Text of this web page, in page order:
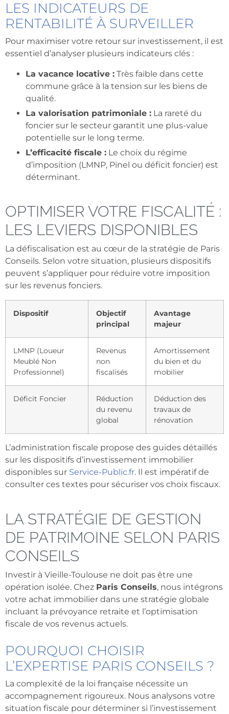
LES INDICATEURS DE
RENTABILITÉ À SURVEILLER
Pour maximiser votre retour sur investissement, il est
essentiel d’analyser plusieurs indicateurs clés :
La vacance locative : Très faible dans cette
commune grâce à la tension sur les biens de
qualité.
La valorisation patrimoniale : La rareté du
foncier sur le secteur garantit une plus-value
potentielle sur le long terme.
L’efficacité fiscale : Le choix du régime
d’imposition (LMNP, Pinel ou déficit foncier) est
déterminant.
OPTIMISER VOTRE FISCALITÉ :
LES LEVIERS DISPONIBLES
La défiscalisation est au cœur de la stratégie de Paris
Conseils. Selon votre situation, plusieurs dispositifs
peuvent s’appliquer pour réduire votre imposition
sur les revenus fonciers.
Dispositif
Objectif
principal
Avantage
majeur
LMNP (Loueur
Meublé Non
Professionnel)
Revenus
non
fiscalisés
Amortissement
du bien et du
mobilier
Déficit Foncier
Réduction
du revenu
global
Déduction des
travaux de
rénovation
L’administration fiscale propose des guides détaillés
sur les dispositifs d’investissement immobilier
disponibles sur Service-Public.fr. Il est impératif de
consulter ces textes pour sécuriser vos choix fiscaux.
LA STRATÉGIE DE GESTION
DE PATRIMOINE SELON PARIS
CONSEILS
Investir à Vieille-Toulouse ne doit pas être une
opération isolée. Chez Paris Conseils, nous intégrons
votre achat immobilier dans une stratégie globale
incluant la prévoyance retraite et l’optimisation
fiscale de vos revenus actuels.
POURQUOI CHOISIR
L’EXPERTISE PARIS CONSEILS ?
La complexité de la loi française nécessite un
accompagnement rigoureux. Nous analysons votre
situation fiscale pour déterminer si l’investissement